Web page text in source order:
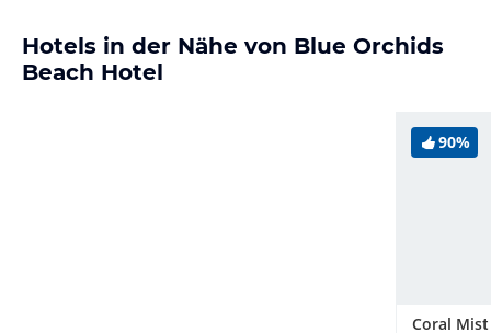
Hotels in der Nähe von Blue Orchids
Beach Hotel
90%